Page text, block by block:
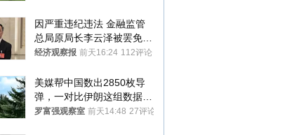
因严重违纪违法 金融监管
总局原局长李云泽被罢免全
国人大代表
经济观察报 前天16:24 112评论
美媒帮中国数出2850枚导
弹，一对比伊朗这组数据，
发现出大事了
罗富强观察室 前天14:48 27评论